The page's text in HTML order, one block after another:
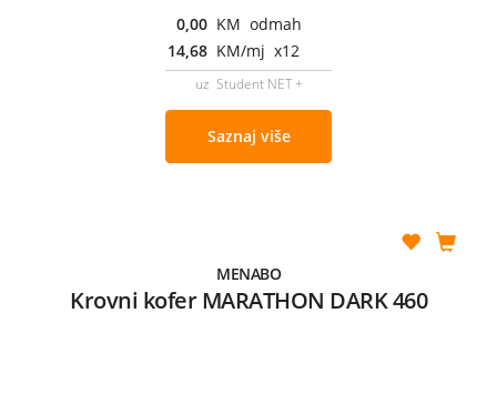
0,00 KM odmah
14,68 KM/mj x12
uz Student NET +
Saznaj više
MENABO
Krovni kofer MARATHON DARK 460